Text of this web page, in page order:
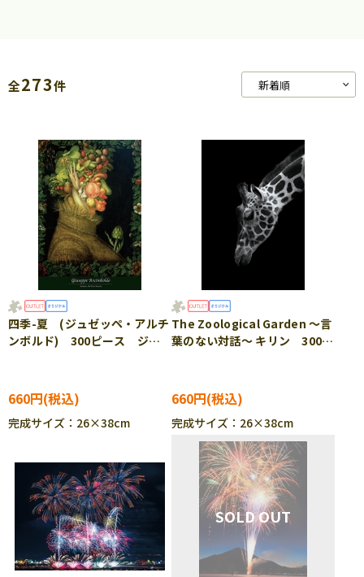
全273件
四季-夏 (ジュゼッペ・アルチ
ンボルド) 300ピース ジグ
660円
完成サイズ：26×38cm
The Zoological Garden ～言
葉のない対話～ キリン 300ピ
660円
完成サイズ：26×38cm